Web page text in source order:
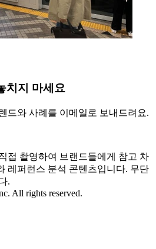
치지 마세요
드와 사례를 이메일로 보내드려요.
접 촬영하여 브랜드들에게 참고 차
레퍼런스 분석 콘텐츠입니다. 무단
.
All rights reserved.